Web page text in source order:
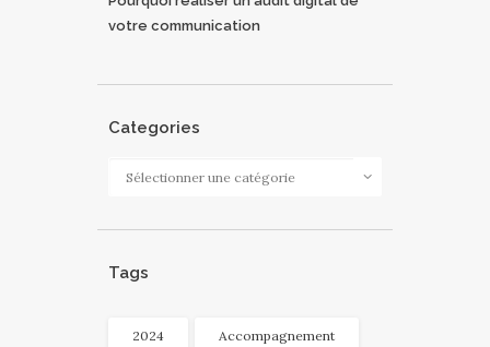
votre communication
Categories
Categories
Tags
2024 Accompagnement